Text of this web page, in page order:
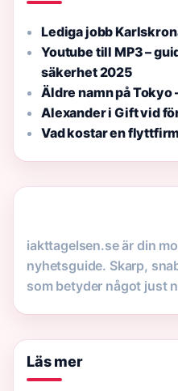
Lediga jobb
Youtube till MP3 –
säkerhet 2025
Äldre namn på Tokyo
Alexander i Gift vid
Vad kostar en
iakttagelsen.se är din
nyhetsguide. Skarp,
som betyder något just
Läs mer